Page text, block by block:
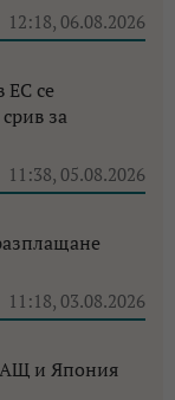
12:18, 06.08.2026
ЕС се
за
11:38, 05.08.2026
11:18, 03.08.2026
и Япония